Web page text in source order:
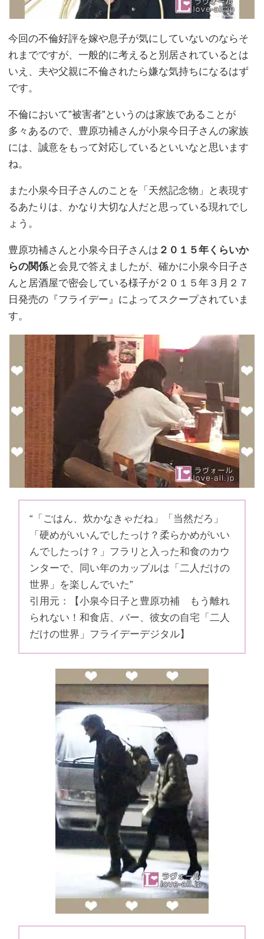
今回の不倫好評を嫁や息子が気にしていないのならそ
れまでですが、一般的に考えると別居されているとは
いえ、夫や父親に不倫されたら嫌な気持ちになるはず
です。
不倫において”被害者”というのは家族であることが
多々あるので、豊原功補さんが小泉今日子さんの家族
には、誠意をもって対応しているといいなと思います
ね。
また小泉今日子さんのことを「天然記念物」と表現す
るあたりは、かなり大切な人だと思っている現れでし
ょう。
豊原功補さんと小泉今日子さんは ２０１５年くらいか
らの関係と会見で答えましたが、確かに小泉今日子さ
んと居酒屋で密会している様子が２０１５年３月２７
日発売の『フライデー』によってスクープされていま
す。
“「ごはん、炊かなきゃだね」「当然だろ」
「硬めがいいんでしたっけ？柔らかめがいい
んでしたっけ？」フラリと入った和食のカウ
ンターで、同い年のカップルは「二人だけの
世界」を楽しんでいた”
引用元：【小泉今日子と豊原功補 もう離れ
られない！和食店、バー、彼女の自宅「二人
だけの世界」フライデーデジタル】